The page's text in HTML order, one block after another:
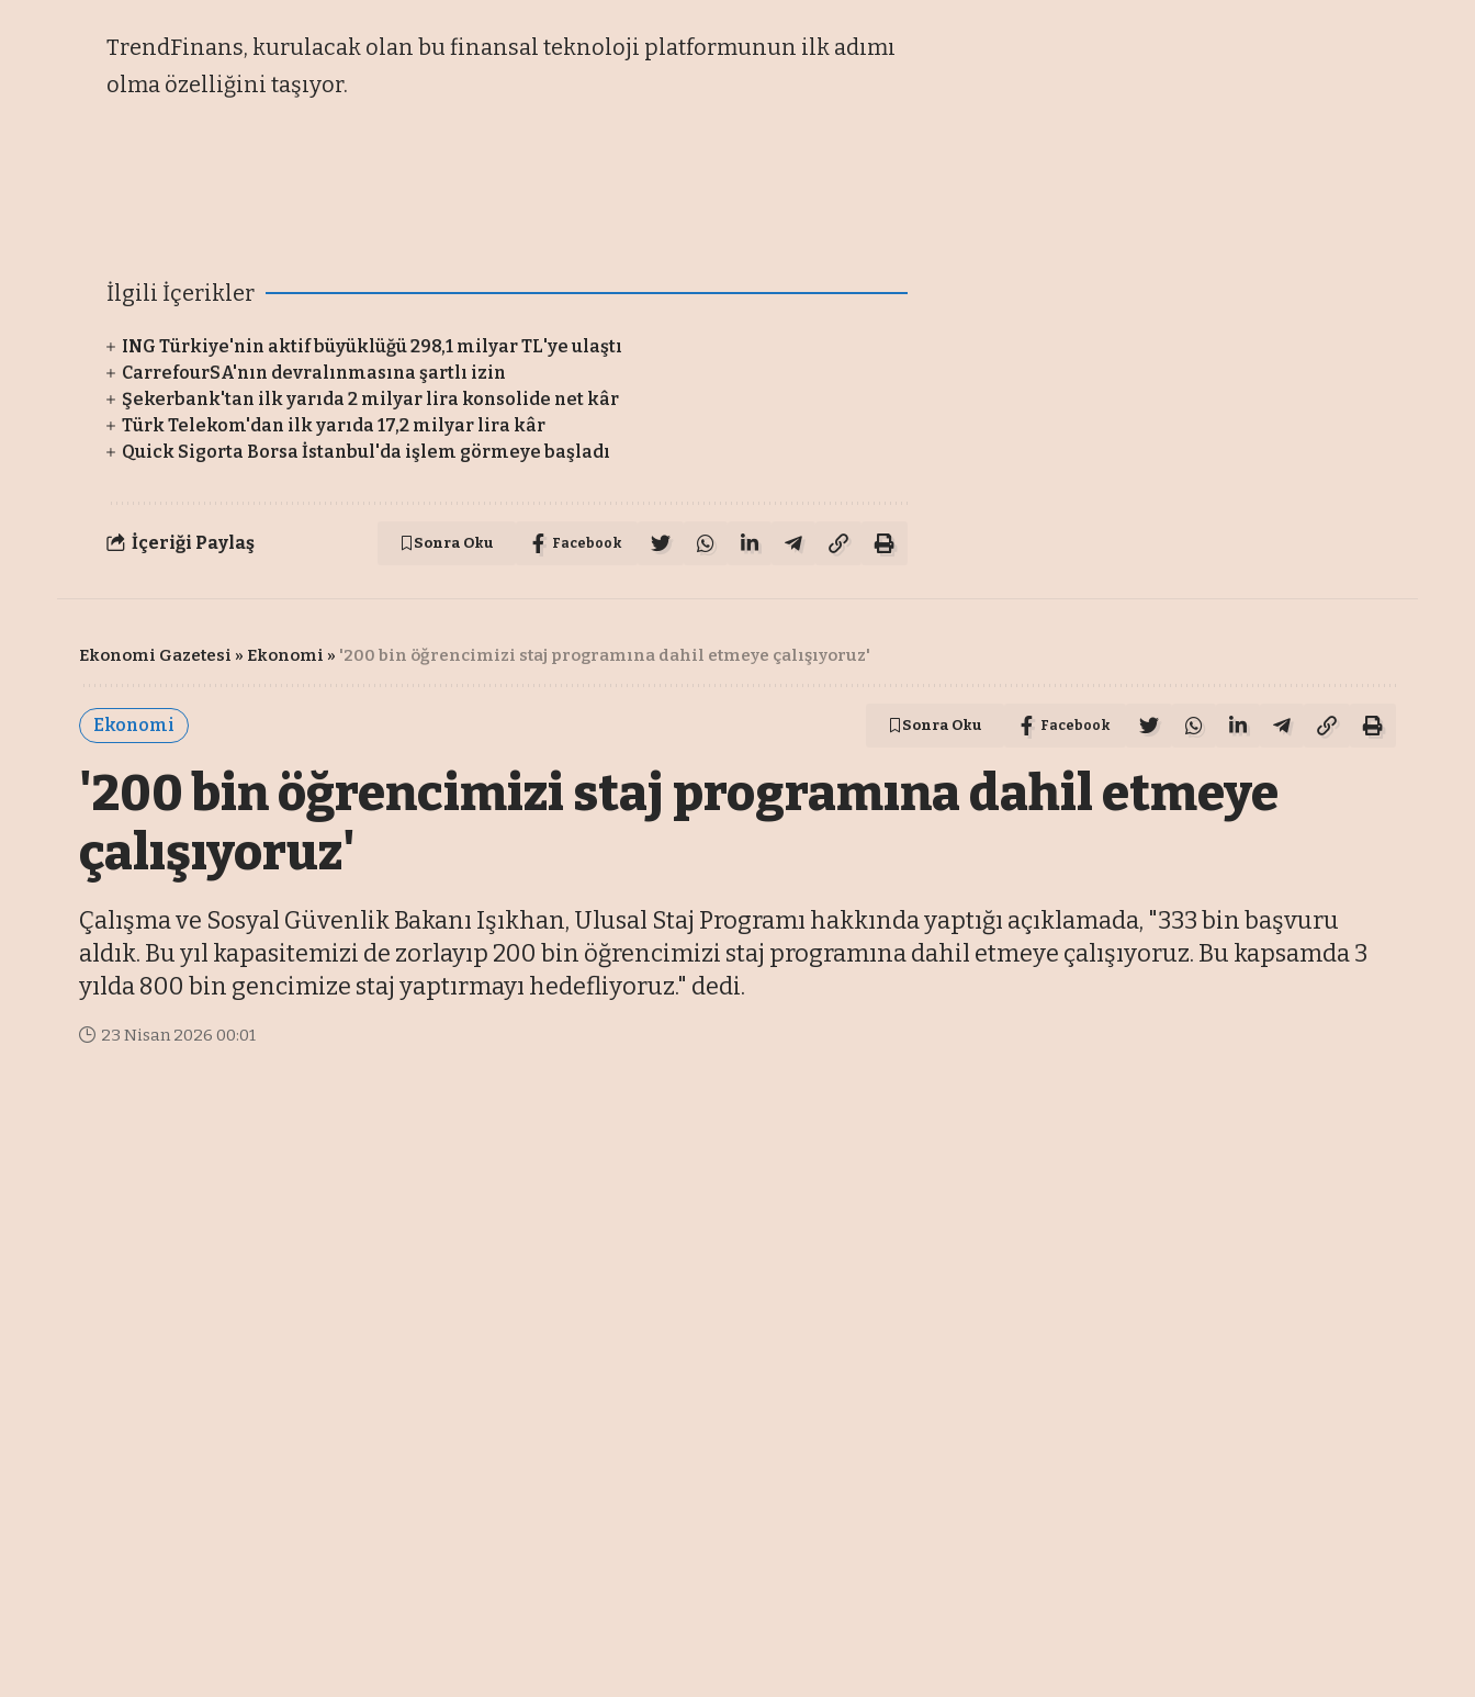
TrendFinans, kurulacak olan bu finansal teknoloji platformunun ilk adımı
olma özelliğini taşıyor.
İlgili İçerikler
ING Türkiye'nin aktif büyüklüğü 298,1 milyar TL'ye ulaştı
CarrefourSA'nın devralınmasına şartlı izin
Şekerbank'tan ilk yarıda 2 milyar lira konsolide net kâr
Türk Telekom'dan ilk yarıda 17,2 milyar lira kâr
Quick Sigorta Borsa İstanbul'da işlem görmeye başladı
İçeriği Paylaş Sonra Oku Facebook
Ekonomi Gazetesi » Ekonomi » '200 bin öğrencimizi staj programına dahil etmeye çalışıyoruz'
Ekonomi Sonra Oku Facebook
'200 bin öğrencimizi staj programına dahil etmeye
çalışıyoruz'
Çalışma ve Sosyal Güvenlik Bakanı Işıkhan, Ulusal Staj Programı hakkında yaptığı açıklamada, "333 bin başvuru
aldık. Bu yıl kapasitemizi de zorlayıp 200 bin öğrencimizi staj programına dahil etmeye çalışıyoruz. Bu kapsamda 3
yılda 800 bin gencimize staj yaptırmayı hedefliyoruz." dedi.
23 Nisan 2026 00:01